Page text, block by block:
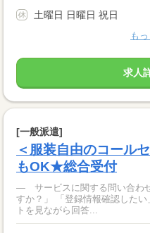
土曜日 日曜日 祝日
も
求人
[一般派遣]
＜服装自由のコール
もOK★総合受付
― サービスに関する問い合わせ対応 ― 「契約内
すか？」 「登録情報確認した
トを見ながら回答...